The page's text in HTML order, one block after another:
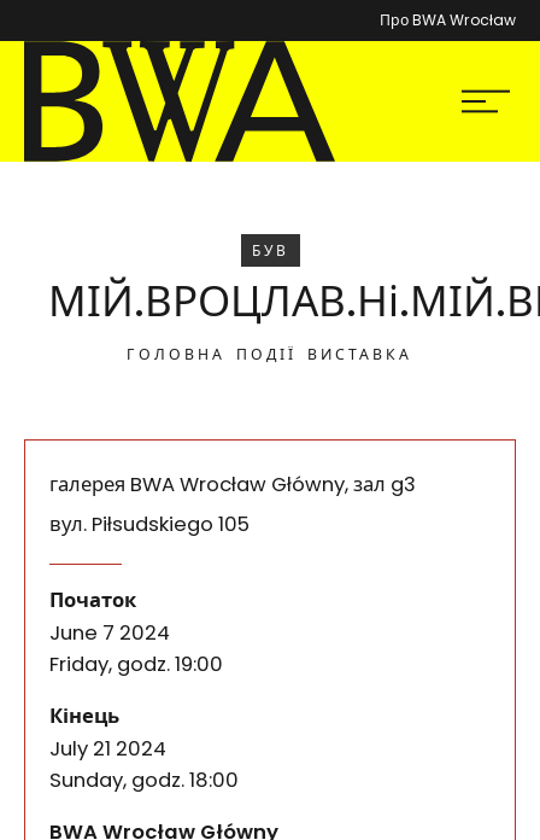
Про BWA Wrocław
BWA Wrocław
Галереї сучасного мистецтва
БУВ
ГОЛОВНА ПОДІЇ ВИСТАВКА
галерея BWA Wrocław Główny, зал g3
вул. Piłsudskiego 105
Виставка Якуба Плончковського Персональна
Початок
June 7 2024
Friday, godz. 19:00
Кінець
July 21 2024
Sunday, godz. 18:00
BWA Wrocław Główny